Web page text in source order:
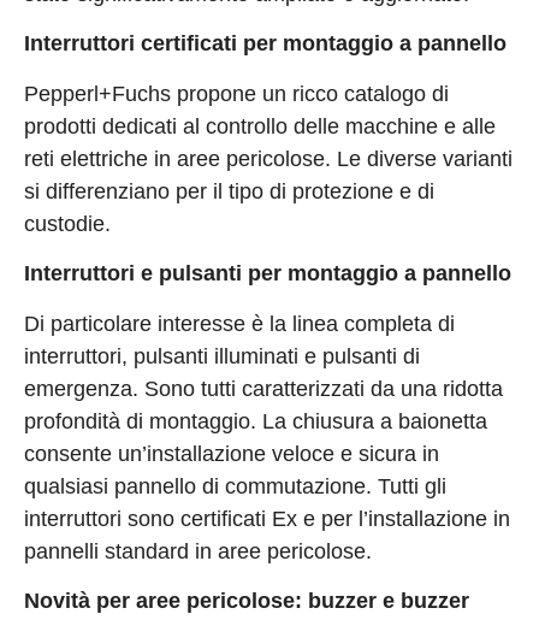
Interruttori certificati per montaggio a pannello
Pepperl+Fuchs propone un ricco catalogo di
prodotti dedicati al controllo delle macchine e alle
reti elettriche in aree pericolose. Le diverse varianti
si differenziano per il tipo di protezione e di
custodie.
Interruttori e pulsanti per montaggio a pannello
Di particolare interesse è la linea completa di
interruttori, pulsanti illuminati e pulsanti di
emergenza. Sono tutti caratterizzati da una ridotta
profondità di montaggio. La chiusura a baionetta
consente un’installazione veloce e sicura in
qualsiasi pannello di commutazione. Tutti gli
interruttori sono certificati Ex e per l’installazione in
pannelli standard in aree pericolose.
Novità per aree pericolose: buzzer e buzzer